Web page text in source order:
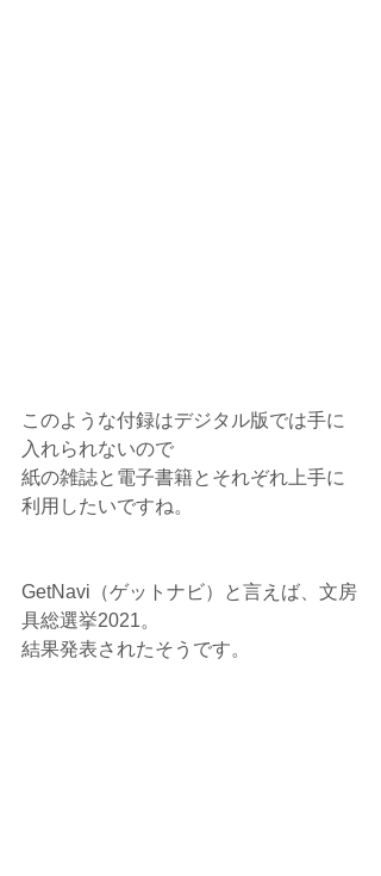
このような付録はデジタル版では手に
入れられないので
紙の雑誌と電子書籍とそれぞれ上手に
利用したいですね。
GetNavi（ゲットナビ）と言えば、文房
具総選挙2021。
結果発表されたそうです。